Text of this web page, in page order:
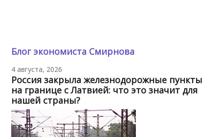
Блог экономиста Смирнова
4 августа, 2026
Россия закрыла железнодорожные пункты
на границе с Латвией: что это значит для
нашей страны?